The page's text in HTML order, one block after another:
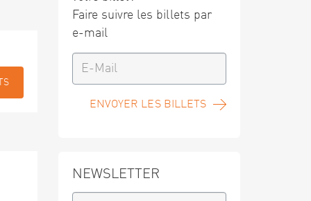
Faire suivre les billets par
e-mail
ENVOYER LES BILLETS
NEWSLETTER